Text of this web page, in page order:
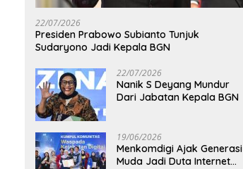
22/07/2026
Presiden Prabowo Subianto Tunjuk
Sudaryono Jadi Kepala BGN
22/07/2026
Nanik S Deyang Mundur
Dari Jabatan Kepala BGN
19/06/2026
Menkomdigi Ajak Generasi
Muda Jadi Duta Internet